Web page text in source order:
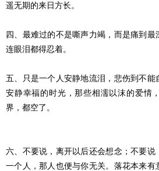
遥无期的来日方长。
四、最难过的不是嘶声力竭，而是痛到最
连眼泪都得忍着。
五、只是一个人安静地流泪，悲伤到不
安静幸福的时光，那些相濡以沫的爱情
界，都空了。
六、不要说，离开以后还会想念；不要说
一个人，那人也便与你无关。落花本来有